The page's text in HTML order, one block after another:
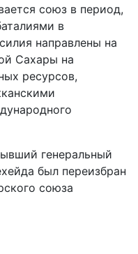
союз в период,
в
направлены на
Сахары на
ресурсов,
генеральный
был переизбран
союза